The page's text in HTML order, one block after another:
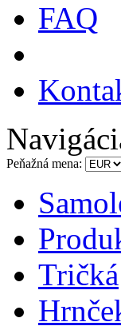
FAQ
Peňažná mena:
Tričká